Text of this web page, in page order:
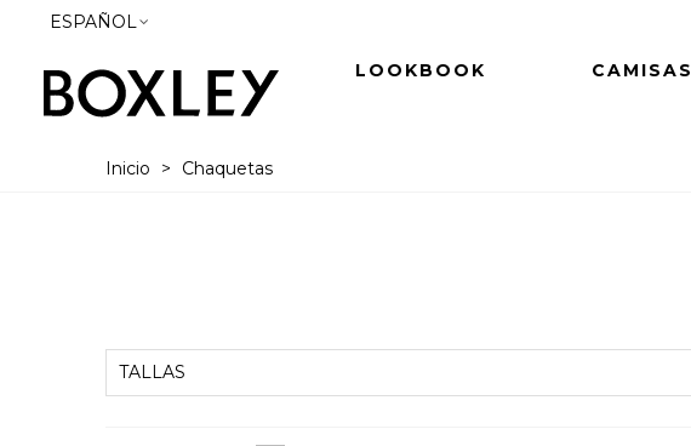
ESPAÑOL
LOOKBOOK CAMISAS
Inicio > Chaquetas
TALLAS